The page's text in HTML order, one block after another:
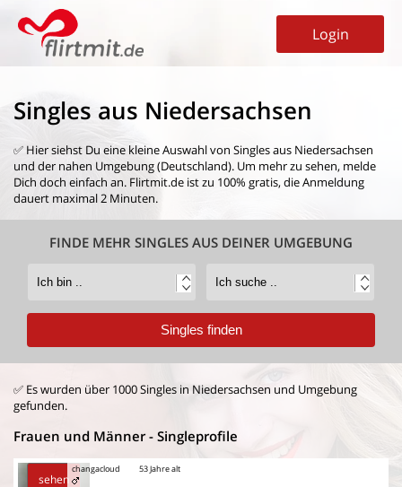
Login
Singles aus Niedersachsen
✅ Hier siehst Du eine kleine Auswahl von Singles aus Niedersachsen
und der nahen Umgebung (Deutschland). Um mehr zu sehen, melde
Dich doch einfach an. Flirtmit.de ist zu 100% gratis, die Anmeldung
dauert maximal 2 Minuten.
FINDE MEHR SINGLES AUS DEINER UMGEBUNG
✅ Es wurden über 1000 Singles in Niedersachsen und Umgebung
gefunden.
Frauen und Männer - Singleprofile
sehen
changacloud 53 Jahre alt